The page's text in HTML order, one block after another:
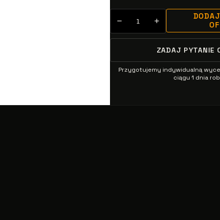
− +
ZADAJ PYTANIE
Przygotujemy indywidualną
ciągu 1 dnia